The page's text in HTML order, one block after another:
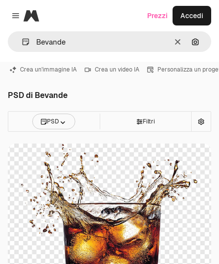
Close menu
Magnific
CancellaCerca
Prezzi Accedi
Crea un'immagine IA Crea un video IA Personalizza un
PSD di Bevande
PSD Filtri